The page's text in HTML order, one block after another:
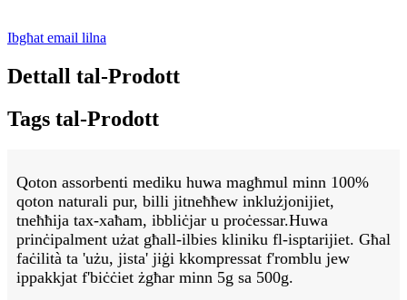
Ibgħat email lilna
Dettall tal-Prodott
Tags tal-Prodott
Qoton assorbenti mediku huwa magħmul minn 100%
qoton naturali pur, billi jitneħħew inklużjonijiet,
tneħħija tax-xaħam, ibbliċjar u proċessar.Huwa
prinċipalment użat għall-ilbies kliniku fl-isptarijiet. Għal
faċilità ta 'użu, jista' jiġi kkompressat f'romblu jew
ippakkjat f'biċċiet żgħar minn 5g sa 500g.